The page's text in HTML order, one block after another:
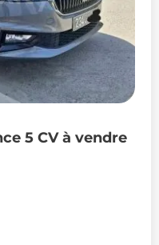
5 CV à vendre